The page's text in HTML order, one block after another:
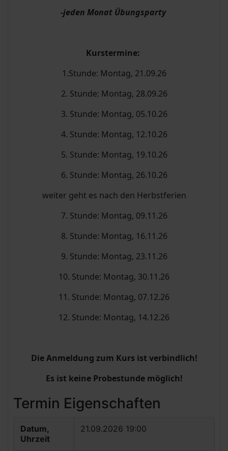
-jeden Monat Übungsparty
Kurstermine:
1.Stunde: Montag, 21.09.26
2. Stunde: Montag, 28.09.26
3. Stunde: Montag, 05.10.26
4. Stunde: Montag, 12.10.26
5. Stunde: Montag, 19.10.26
6. Stunde: Montag, 26.10.26
weiter geht es nach den Herbstferien
7. Stunde: Montag, 09.11.26
8. Stunde: Montag, 16.11.26
9. Stunde: Montag, 23.11.26
10. Stunde: Montag, 30.11.26
11. Stunde: Montag, 07.12.26
12. Stunde: Montag, 14.12.26
Die Anmeldung zum Kurs ist verbindlich!
Es ist keine Probestunde möglich!
Termin Eigenschaften
Datum,
Uhrzeit
21.09.2026 19:00